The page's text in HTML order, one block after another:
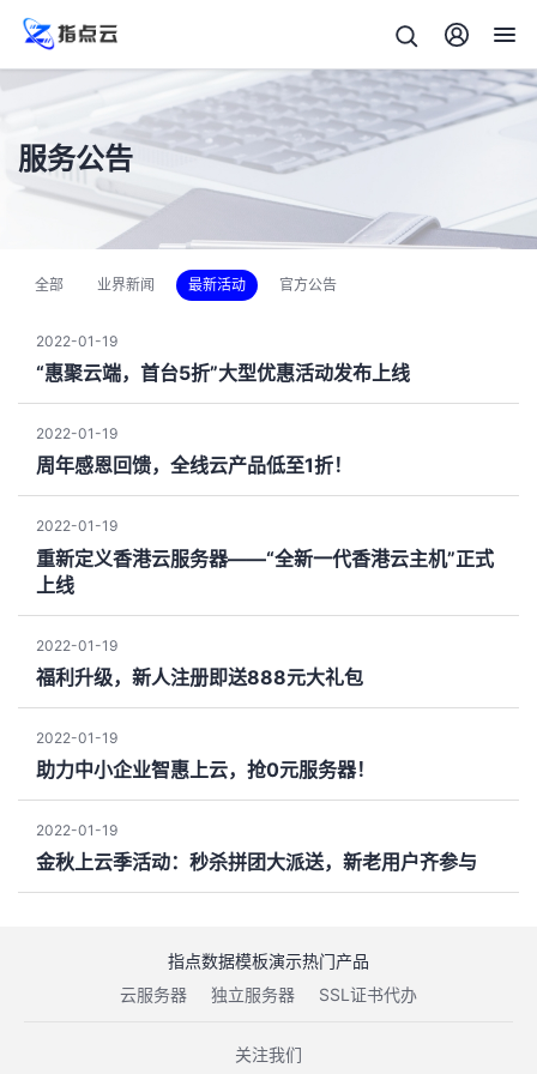
服务公告
全部 业界新闻 最新活动 官方公告
2022-01-19
“惠聚云端，首台5折”大型优惠活动发布上线
2022-01-19
周年感恩回馈，全线云产品低至1折！
2022-01-19
重新定义香港云服务器——“全新一代香港云主机”正式
上线
2022-01-19
福利升级，新人注册即送888元大礼包
2022-01-19
助力中小企业智惠上云，抢0元服务器！
2022-01-19
金秋上云季活动：秒杀拼团大派送，新老用户齐参与
指点数据模板演示热门产品
云服务器
独立服务器 SSL证书代办
关注我们